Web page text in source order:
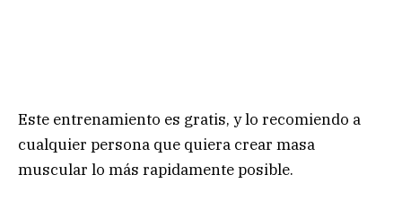
Este entrenamiento es gratis, y lo recomiendo a
cualquier persona que quiera crear masa
muscular lo más rapidamente posible.